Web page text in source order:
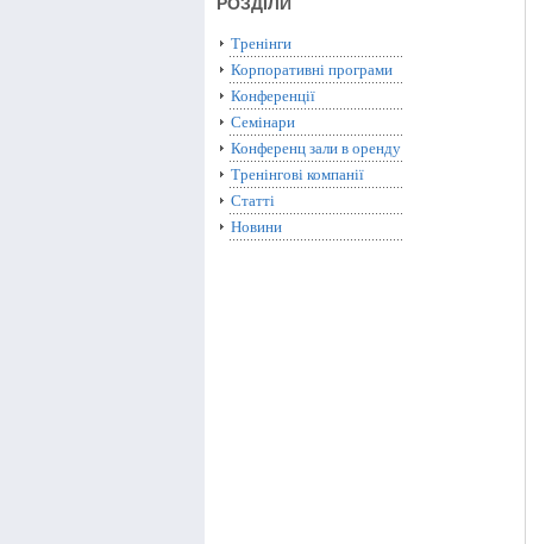
Тренінги
Корпоративні програми
Конференції
Семінари
Конференц зали в оренду
Тренінгові компанії
Статті
Новини